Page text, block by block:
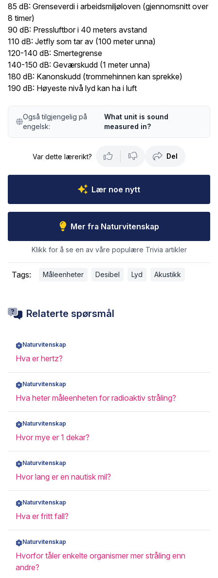
85 dB: Grenseverdi i arbeidsmiljøloven (gjennomsnitt over
8 timer)
90 dB: Pressluftbor i 40 meters avstand
110 dB: Jetfly som tar av (100 meter unna)
120-140 dB: Smertegrense
140-150 dB: Geværskudd (1 meter unna)
180 dB: Kanonskudd (trommehinnen kan sprekke)
190 dB: Høyeste nivå lyd kan ha i luft
Også tilgjengelig på
engelsk:
What unit is sound
measured in?
Var dette lærerikt? Del
Lær noe nytt
Mer fra Naturvitenskap
Klikk for å se en av våre populære Trivia artikler
Tags: Måleenheter Desibel Lyd Akustikk
Relaterte spørsmål
Naturvitenskap
Hva er hertz?
Naturvitenskap
Hva heter måleenheten for radioaktiv stråling?
Naturvitenskap
Hvor mye er 1 dekar?
Naturvitenskap
Hvor lang er en nautisk mil?
Naturvitenskap
Hva er fritt fall?
Naturvitenskap
Hvorfor tåler enkelte organismer mer stråling enn
andre?